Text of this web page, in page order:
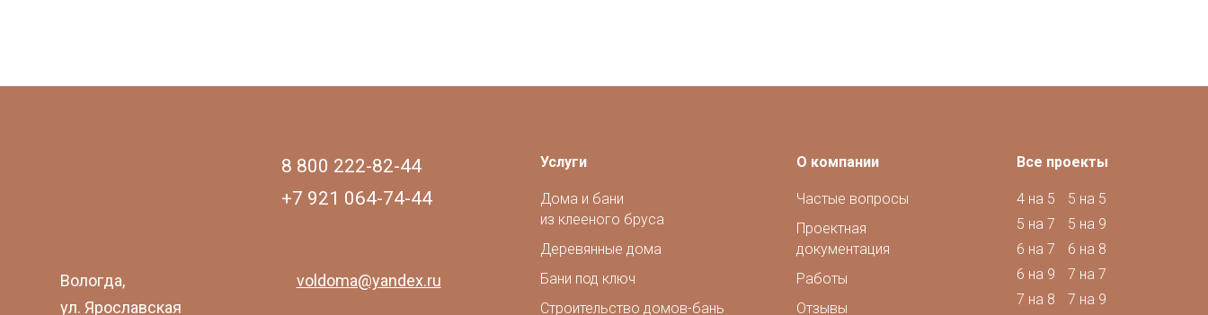
8 800 222-82-44
+7 921 064-74-44
Вологда,
ул. Ярославская
voldoma@yandex.ru
Услуги
Дома и бани
из клееного бруса
Деревянные дома
Бани под ключ
Строительство домов-бань
О компании
Частые вопросы
Проектная
документация
Работы
Отзывы
Все проекты
4 на 5
5 на 5
5 на 7
5 на 9
6 на 7
6 на 8
6 на 9
7 на 7
7 на 8
7 на 9